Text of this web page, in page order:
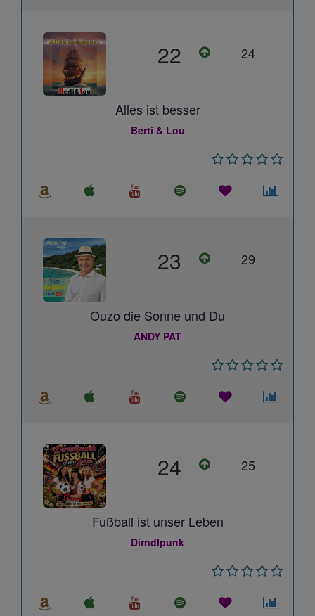
22 24
Alles ist besser
Berti & Lou
23 29
Ouzo die Sonne und Du
ANDY PAT
24 25
Fußball ist unser Leben
Dirndlpunk